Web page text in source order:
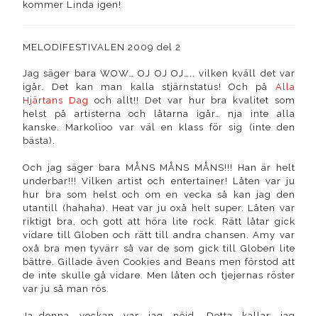
kommer Linda igen!
MELODIFESTIVALEN 2009 del 2
Jag säger bara WOW… OJ OJ OJ….. vilken kväll det var
igår. Det kan man kalla stjärnstatus! Och på Alla
Hjärtans Dag
och allt!! Det var hur bra kvalitet som
helst på artisterna och låtarna igår… nja inte alla
kanske. Markolioo var väl en klass för sig (inte den
bästa).
Och jag säger bara MÅNS MÅNS MÅNS!!! Han är helt
underbar!!! Vilken artist och entertainer! Låten var ju
hur bra som helst och om en vecka så kan jag den
utantill (hahaha). Heat var ju oxå helt super. Låten var
riktigt bra, och gott att höra lite rock. Rätt låtar gick
vidare till Globen och rätt till andra chansen. Amy var
oxå bra men tyvärr så var de som gick till Globen lite
bättre. Gillade även Cookies and Beans men förstod att
de inte skulle gå vidare. Men låten och tjejernas röster
var ju så man rös.